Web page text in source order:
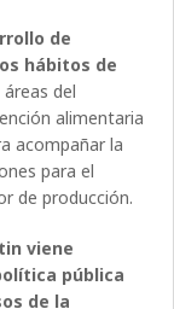
de
hábitos de
del
alimentaria
acompañar la
para el
de producción.
viene
pública
de la